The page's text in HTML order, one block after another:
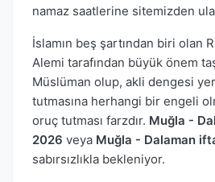
namaz saatlerine sitemizden
İslamın beş şartından biri olan
Alemi tarafından büyük önem
Müslüman olup, akli dengesi
tutmasına herhangi bir engeli
oruç tutması farzdır. Muğla -
2026 veya Muğla - Dalaman
sabırsızlıkla bekleniyor.